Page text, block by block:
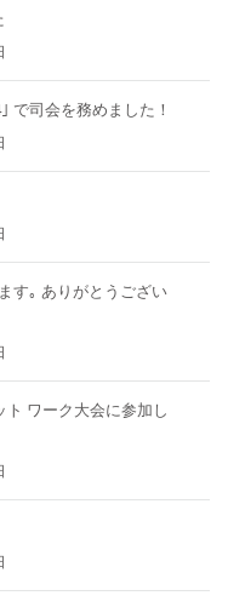
で司会を務めました！
す｡ ありがとうござい
ト ワーク大会に参加し